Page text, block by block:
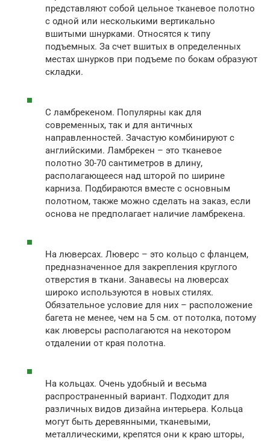
представляют собой цельное тканевое полотно
с одной или несколькими вертикально
вшитыми шнурками. Относятся к типу
подъемных. За счет вшитых в определенных
местах шнурков при подъеме по бокам образуют
складки.
С ламбрекеном. Популярны как для
современных, так и для античных
направленностей. Зачастую комбинируют с
английскими. Ламбрекен – это тканевое
полотно 30-70 сантиметров в длину,
располагающееся над шторой по ширине
карниза. Подбираются вместе с основным
полотном, также можно сделать на заказ, если
основа не предполагает наличие ламбрекена.
На люверсах. Люверс – это кольцо с фланцем,
предназначенное для закрепления круглого
отверстия в ткани. Занавесы на люверсах
широко используются в новых стилях.
Обязательное условие для них – расположение
багета не менее, чем на 5 см. от потолка, потому
как люверсы располагаются на некотором
отдалении от края полотна.
На кольцах. Очень удобный и весьма
распространенный вариант. Подходит для
различных видов дизайна интерьера. Кольца
могут быть деревянными, тканевыми,
металлическими, крепятся они к краю шторы,